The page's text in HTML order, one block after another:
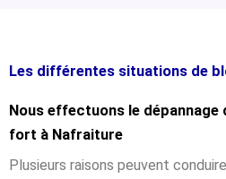
Les différentes situations de
Nous effectuons le
fort à Nafraiture
Plusieurs raisons peuvent